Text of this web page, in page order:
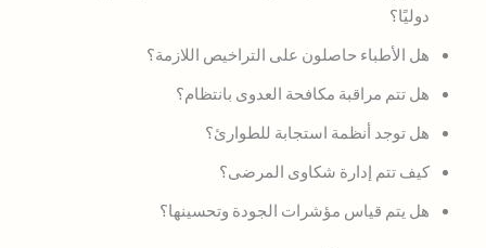
دوليًا؟
هل الأطباء حاصلون على التراخيص اللازمة؟
هل تتم مراقبة مكافحة العدوى بانتظام؟
هل توجد أنظمة استجابة للطوارئ؟
كيف تتم إدارة شكاوى المرضى؟
هل يتم قياس مؤشرات الجودة وتحسينها؟